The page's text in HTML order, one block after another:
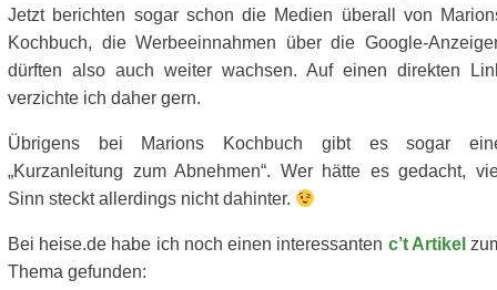
Jetzt berichten sogar schon die Medien überall von
Kochbuch, die Werbeeinnahmen über die Google-
dürften also auch weiter wachsen. Auf einen direkten
verzichte ich daher gern.
Übrigens bei Marions Kochbuch gibt es sogar
„Kurzanleitung zum Abnehmen“. Wer hätte es gedacht,
Sinn steckt allerdings nicht dahinter.
Bei heise.de habe ich noch einen interessanten c’t Artikel
Thema gefunden: